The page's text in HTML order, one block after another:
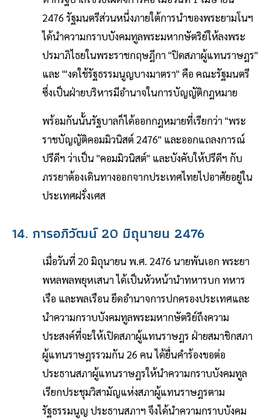
2476 รัฐมนตรีส่วนหนึ่งภายใต้การนำของพระยามโนฯ
ได้นำความกราบบังคมทูลพระมหากษัตริย์ให้ลงพระ
ปรมาภิไธยในพระราชกฤษฎีกา "ปิดสภาผู้แทนราษฎร"
และ "'งดใช้รัฐธรรมนูญบางมาตรา" คือ คณะรัฐมนตรี
ซึ่งเป็นฝ่ายบริหารมีอำนาจในการบัญญัติกฎหมาย
พร้อมกันนั้นรัฐบาลก็ได้ออกกฎหมายที่เรียกว่า "พระ
ราชบัญญัติคอมมิวนิสต์ 2476" และออกแถลงการณ์
ปรีดีฯ ว่าเป็น "คอมมิวนิสต์" และบังคับให้ปรีดีฯ กับ
ภรรยาต้องเดินทางออกจากประเทศไทยไปอาศัยอยู่ใน
ประเทศฝรั่งเศส
14. การอภิวัฒน์ 20 มิถุนายน 2476
เมื่อวันที่ 20 มิถุนายน พ.ศ. 2476 นายพันเอก พระยา
พหลพลพยุหเสนา ได้เป็นหัวหน้านำทหารบก ทหาร
เรือ และพลเรือน ยึดอำนาจการปกครองประเทศและ
นำความกราบบังคมทูลพระมหากษัตริย์ถึงความ
ประสงค์ที่จะให้เปิดสภาผู้แทนราษฎร ฝ่ายสมาชิกสภา
ผู้แทนราษฎรรวมกัน 26 คน ได้ยื่นคำร้องขอต่อ
ประธานสภาผู้แทนราษฎรให้นำความกราบบังคมทูล
เรียกประชุมวิสามัญแห่งสภาผู้แทนราษฎรตาม
รัฐธรรมนูญ ประธานสภาฯ จึงได้นำความกราบบังคม